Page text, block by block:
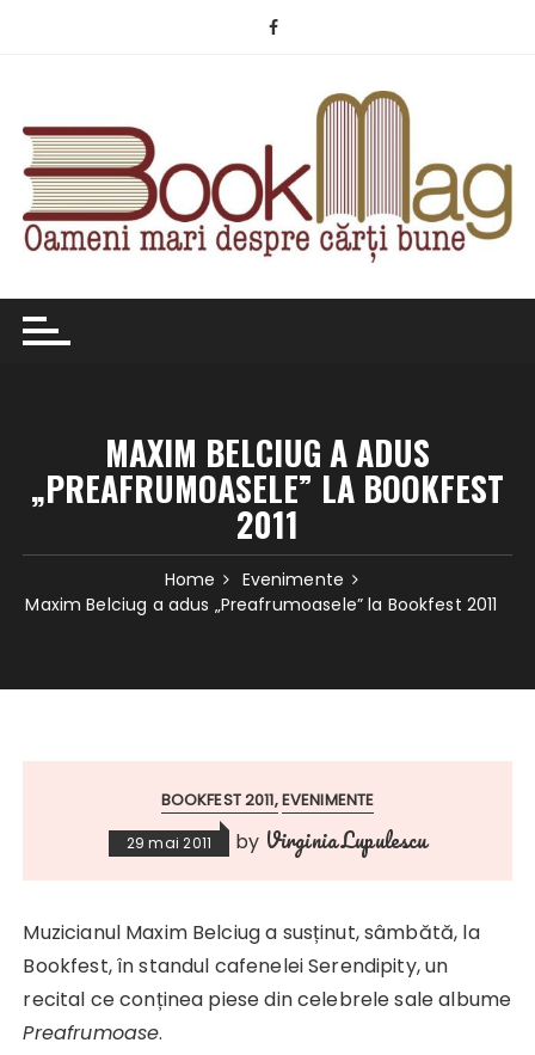
MAXIM BELCIUG A ADUS
„PREAFRUMOASELE” LA BOOKFEST
2011
Home
Evenimente
Maxim Belciug a adus „Preafrumoasele” la Bookfest 2011
BOOKFEST 2011 EVENIMENTE
29 mai 2011 by Virginia Lupulescu
Muzicianul Maxim Belciug a susținut, sâmbătă, la
Bookfest, în standul cafenelei Serendipity, un
recital ce conținea piese din celebrele sale albume
Preafrumoase.